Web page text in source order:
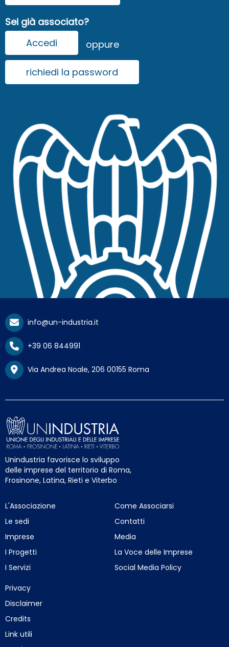
Sei già associato?
Accedi
oppure
richiedi la password
info@un-industria.it
+39 06 844991
Via Andrea Noale, 206 00155 Roma
Unindustria favorisce lo sviluppo
delle imprese del territorio di Roma,
Frosinone, Latina, Rieti e Viterbo
L'Associazione
Le sedi
Imprese
I Progetti
I Servizi
Come Associarsi
Contatti
Media
La Voce delle Imprese
Social Media Policy
Privacy
Disclaimer
Credits
Link utili